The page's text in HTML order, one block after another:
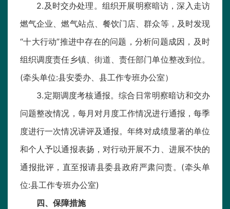
2.及时交办处理。组织开展明察暗访，深入走访
燃气企业、燃气站点、餐饮门店、群众等，及时发现
“十大行动”推进中存在的问题，分析问题成因，及时
组织调度责任乡镇、街道、责任部门单位整改到位。
(牵头单位:县安委办、县工作专班办公室）
3.定期调度考核通报。综合日常明察暗访和交办
问题整改情况，每月对月度工作情况进行通报，每季
度进行一次情况讲评及通报。年终对成绩显著的单位
和个人予以通报表扬，对行动开展不力、进展不快的
通报批评，直至报请县委县政府严肃问责。(牵头单
位:县工作专班办公室)
四、保障措施